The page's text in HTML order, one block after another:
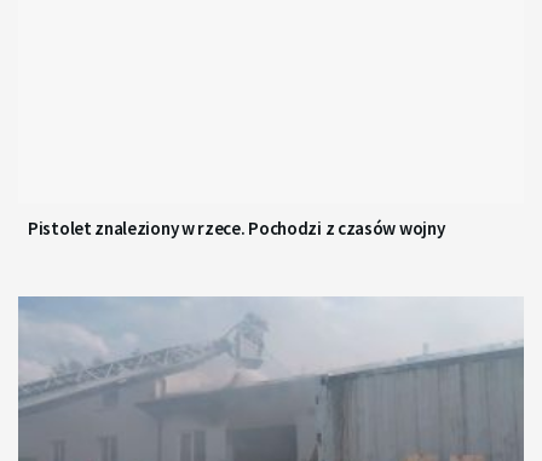
Pistolet znaleziony w rzece. Pochodzi z czasów wojny